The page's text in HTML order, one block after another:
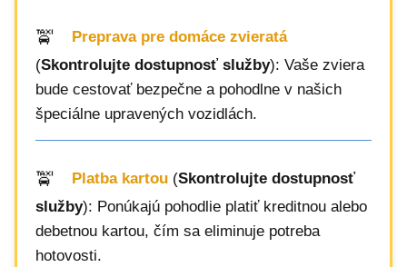
Preprava pre domáce zvieratá
(Skontrolujte dostupnosť služby): Vaše zviera
bude cestovať bezpečne a pohodlne v našich
špeciálne upravených vozidlách.
Platba kartou (Skontrolujte dostupnosť
služby): Ponúkajú pohodlie platiť kreditnou alebo
debetnou kartou, čím sa eliminuje potreba
hotovosti.